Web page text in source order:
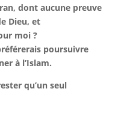
dont aucune preuve
Dieu, et
moi ?
poursuivre
à l’Islam.
qu’un seul